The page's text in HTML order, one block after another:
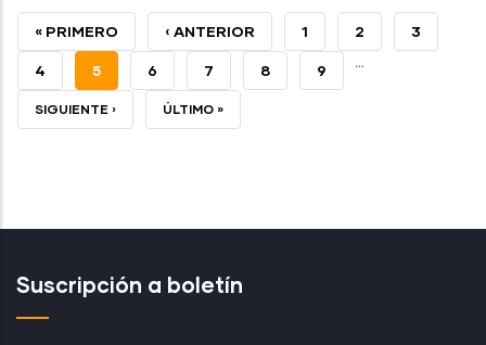
PRIMERA
PÁGINA
« PRIMERO
PÁGINA
ANTERIOR
‹ ANTERIOR PAGE
1 PAGE
2 PAGE
3
PAGE
4
PÁGINA
ACTUAL
5 PAGE
6 PAGE
7 PAGE
8 PAGE
9 …
SIGUIENTE
SIGUIENTE › ÚLTIMA
ÚLTIMO »
Suscripción a boletín